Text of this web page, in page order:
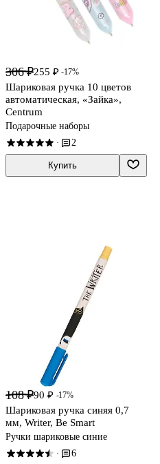
306 ₽255 ₽ -17%
Шариковая ручка 10 цветов
автоматическая, «Зайка»,
Centrum
Подарочные наборы
· 2
Купить
108 ₽90 ₽ -17%
Шариковая ручка синяя 0,7
мм, Writer, Be Smart
Ручки шариковые синие
· 6